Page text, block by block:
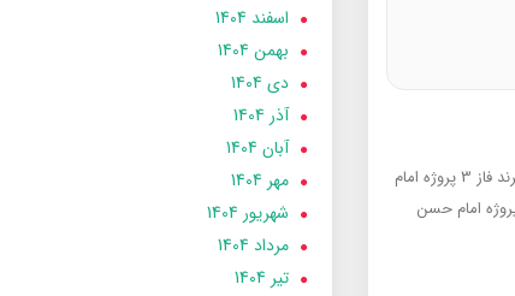
خرید و فروش امتیاز مسکن ملی پرند فاز 3 پروژه امام
اسفند 1404
بهمن 1404
دی 1404
آذر 1404
آبان 1404
مهر 1404
شهریور 1404
مرداد 1404
تير 1404